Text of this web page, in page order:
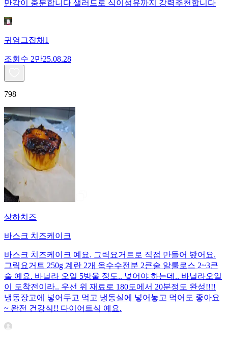
만감이 충분합니다 샐러드로 식이섬유까지 강력추천합니다
귀염그잡채1
조회수 2만25.08.28
798
상하치즈
바스크 치즈케이크
바스크 치즈케이크 예요. 그릭요거트로 직접 만들어 봤어요.
그릭요거트 250g 계란 2개 옥수수전분 2큰술 알룰로스 2~3큰
술 예요. 바닐라 오일 5방울 정도.. 넣어야 하는데.. 바닐라오일
이 도착전이라.. 우선 위 재료로 180도에서 20분정도 완성!!!!
냉동장고에 넣어두고 먹고 냉동실에 넣어놓고 먹어도 좋아요
~ 완전 건강식!! 다이어트식 예요.